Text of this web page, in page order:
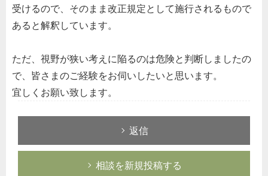
受けるので、そのまま改正規定として施行されるもので
あると解釈しています。
ただ、視野が狭い考えに陥るのは危険と判断しましたの
で、皆さまのご経験をお伺いしたいと思います。
宜しくお願い致します。
返信
相談を新規投稿する